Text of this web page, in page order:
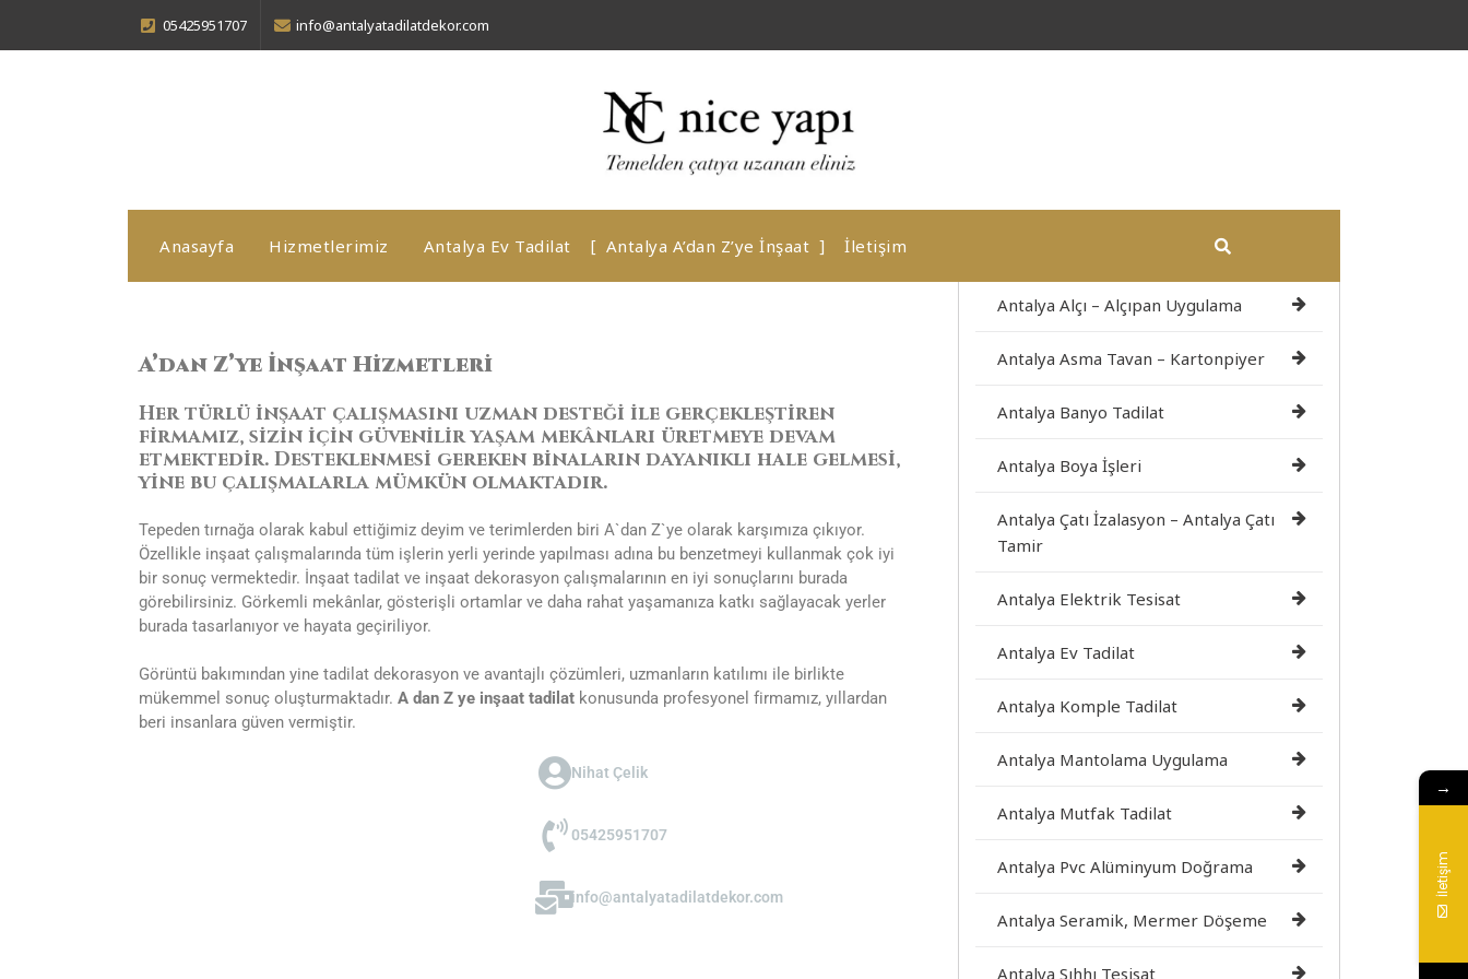
05425951707 info@antalyatadilatdekor.com
Anasayfa Hizmetlerimiz Antalya Ev Tadilat Antalya A’dan Z’ye İnşaat İletişim
A’dan Z’ye İnşaat Hizmetleri
Her türlü inşaat çalışmasını uzman desteği ile gerçekleştiren
firmamız, sizin için güvenilir yaşam mekânları üretmeye devam
etmektedir. Desteklenmesi gereken binaların dayanıklı hale gelmesi,
yine bu çalışmalarla mümkün olmaktadır.
Tepeden tırnağa olarak kabul ettiğimiz deyim ve terimlerden biri A`dan Z`ye olarak karşımıza çıkıyor.
Özellikle inşaat çalışmalarında tüm işlerin yerli yerinde yapılması adına bu benzetmeyi kullanmak çok iyi
bir sonuç vermektedir. İnşaat tadilat ve inşaat dekorasyon çalışmalarının en iyi sonuçlarını burada
görebilirsiniz. Görkemli mekânlar, gösterişli ortamlar ve daha rahat yaşamanıza katkı sağlayacak yerler
burada tasarlanıyor ve hayata geçiriliyor.
Görüntü bakımından yine tadilat dekorasyon ve avantajlı çözümleri, uzmanların katılımı ile birlikte
mükemmel sonuç oluşturmaktadır. A dan Z ye inşaat tadilat konusunda profesyonel firmamız, yıllardan
beri insanlara güven vermiştir.
Nihat Çelik
05425951707
info@antalyatadilatdekor.com
Antalya Alçı – Alçıpan Uygulama
Antalya Asma Tavan – Kartonpiyer
Antalya Banyo Tadilat
Antalya Boya İşleri
Antalya Çatı İzalasyon – Antalya Çatı
Tamir
Antalya Elektrik Tesisat
Antalya Ev Tadilat
Antalya Komple Tadilat
Antalya Mantolama Uygulama
Antalya Mutfak Tadilat
Antalya Pvc Alüminyum Doğrama
Antalya Seramik, Mermer Döşeme
Antalya Sıhhı Tesisat
→
İletişim